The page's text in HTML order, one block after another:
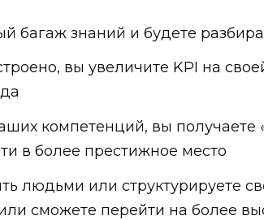
багаж знаний и будете
вы увеличите KPI на
компетенций, вы
в более престижное место
людьми или структурируете
сможете перейти на более